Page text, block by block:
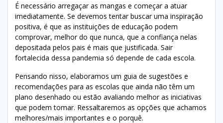
É necessário arregaçar as mangas e começar a atuar
imediatamente. Se devemos tentar buscar uma inspiração
positiva, é que as instituições de educação podem
comprovar, melhor do que nunca, que a confiança nelas
depositada pelos pais é mais que justificada. Sair
fortalecida dessa pandemia só depende de cada escola.
Pensando nisso, elaboramos um guia de sugestões e
recomendações para as escolas que ainda não têm um
plano desenhado ou estão avaliando melhor as iniciativas
que podem tomar. Ressaltaremos as opções que achamos
melhores/mais importantes e o porquê.